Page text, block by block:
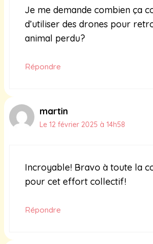
Je me demande combien ça
d’utiliser des drones pour
animal perdu?
Répondre
martin
Le 12 février 2025 à 14h58
Incroyable! Bravo à toute la
pour cet effort collectif!
Répondre